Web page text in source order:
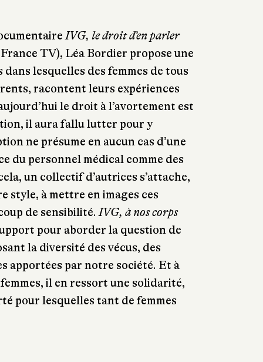
IVG, le droit d’en parler
TV), Léa Bordier propose une
lesquelles des femmes de tous
racontent leurs expériences
le droit à l’avortement est
il aura fallu lutter pour y
ne présume en aucun cas d’une
du personnel médical comme des
un collectif d’autrices s’attache,
style, à mettre en images ces
de sensibilité.IVG, à nos corps
pour aborder la question de
la diversité des vécus, des
apportées par notre société. Et à
il en ressort une solidarité,
pour lesquelles tant de femmes